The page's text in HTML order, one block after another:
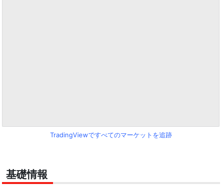
TradingViewですべてのマーケットを追跡
基礎情報